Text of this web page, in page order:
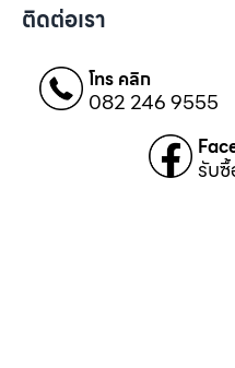
ติดต่อเรา
โทร คลิก
082 246 9555
รับ